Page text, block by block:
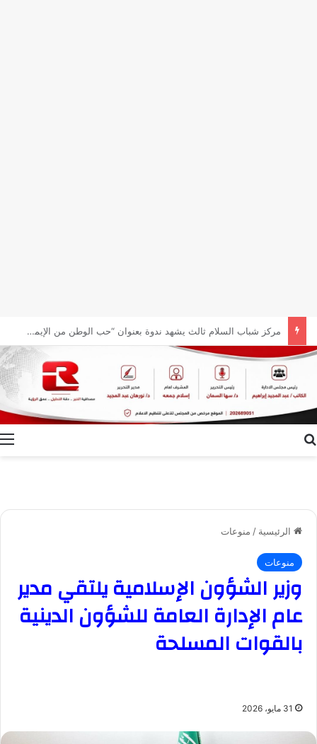
سبتمبر المقبل .. انطلاق النسخة الثالثة من المؤتمر الدولي “عربية لا تعرف المستحيل” في دبي
الرئيسية / منوعات
منوعات
وزير الشؤون الإسلامية يلتقي مدير
عام الإدارة العامة للشؤون الدينية
بالقوات المسلحة
31 مايو، 2026